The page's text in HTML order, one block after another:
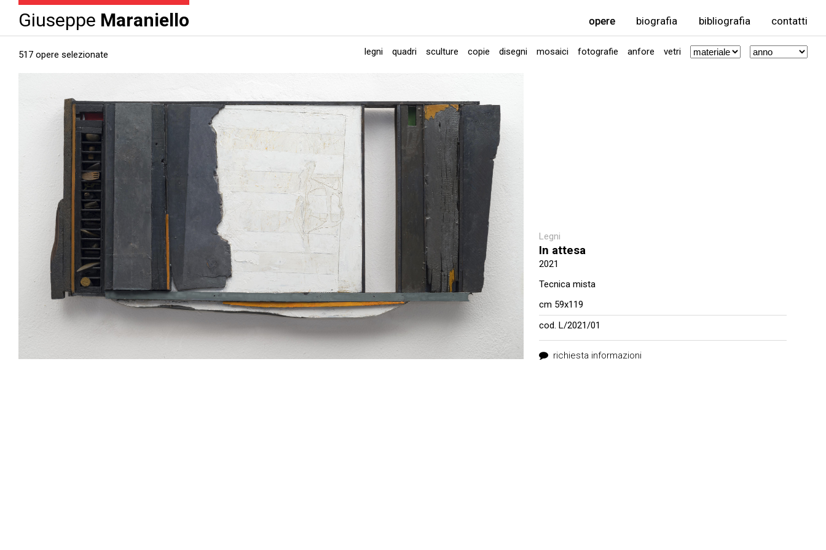
Giuseppe Maraniello opere biografia bibliografia contatti
517 opere selezionate legni quadri sculture copie disegni mosaici fotografie anfore vetri
Legni
In attesa
2021
Tecnica mista
cm 59x119
cod. L/2021/01
richiesta informazioni